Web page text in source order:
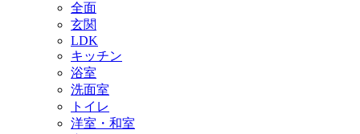
全面
玄関
LDK
キッチン
浴室
洗面室
トイレ
洋室・和室